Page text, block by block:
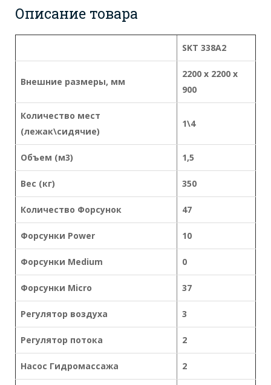
Описание товара
SKT 338А2
Внешние размеры, мм
2200 x 2200 x
900
Количество мест
(лежак\сидячие)
1\4
Объем (м3) 1,5
Вес (кг) 350
Количество Форсунок 47
Форсунки Power 10
Форсунки Medium 0
Форсунки Micro 37
Регулятор воздуха 3
Регулятор потока 2
Насос Гидромассажа 2